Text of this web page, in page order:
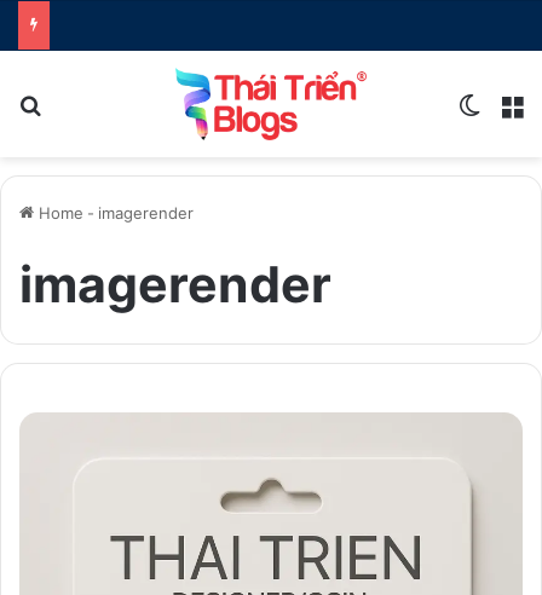
Home - imagerender
imagerender